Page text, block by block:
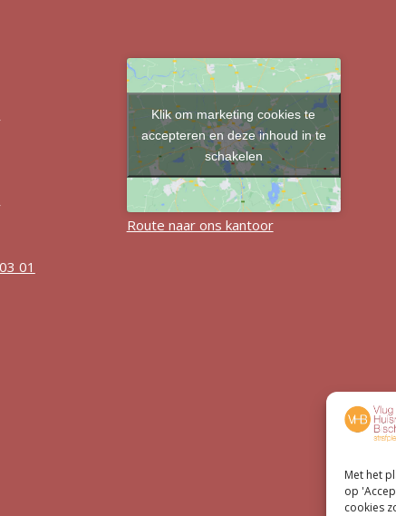
Met het
op
cookies
01
Klik om marketing cookies te
accepteren en deze inhoud in te
schakelen
Route naar ons kantoor